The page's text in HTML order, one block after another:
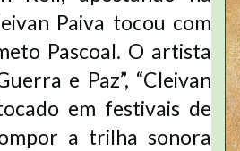
Paiva tocou com
Pascoal. O artista
e Paz”, “Cleivan
em festivais de
a trilha sonora